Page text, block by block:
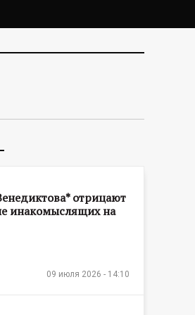
отрицают
инакомыслящих на
09 июля 2026 - 14:10